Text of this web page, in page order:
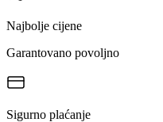
Najbolje cijene
Garantovano povoljno
Sigurno plaćanje